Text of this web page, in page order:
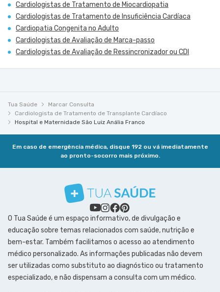
Cardiologistas de Tratamento de Miocardiopatia
Cardiologistas de Tratamento de Insuficiência Cardíaca
Cardiopatia Congenita no Adulto
Cardiologistas de Avaliação de Marca-passo
Cardiologistas de Avaliação de Ressincronizador ou CDI
Tua Saúde
Marcar Consulta
Cardiologista de Tratamento de Transplante Cardíaco
Hospital e Maternidade São Luiz Anália Franco
Em caso de emergência médica, disque 192 ou vá imediatamente
ao pronto-socorro mais próximo.
O Tua Saúde é um espaço informativo, de divulgação e
educação sobre temas relacionados com saúde, nutrição e
bem-estar. Também facilitamos o acesso ao atendimento
médico personalizado. As informações publicadas não devem
ser utilizadas como substituto ao diagnóstico ou tratamento
especializado, e não dispensam a consulta com um médico.